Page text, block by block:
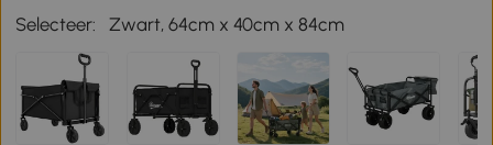
Selecteer: Zwart, 64cm x 40cm x 84cm